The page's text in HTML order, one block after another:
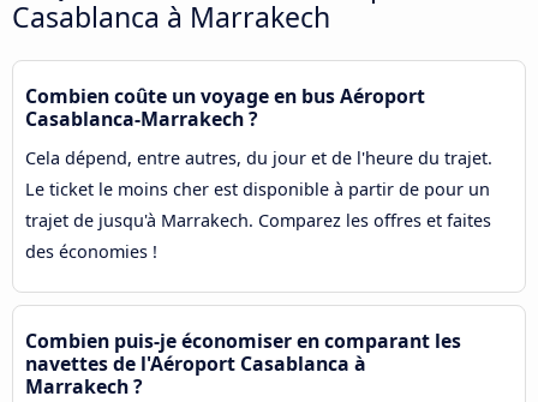
Casablanca à Marrakech
Combien coûte un voyage en bus Aéroport
Casablanca-Marrakech ?
Cela dépend, entre autres, du jour et de l'heure du trajet.
Le ticket le moins cher est disponible à partir de pour un
trajet de jusqu'à Marrakech. Comparez les offres et faites
des économies !
Combien puis-je économiser en comparant les
navettes de l'Aéroport Casablanca à
Marrakech ?